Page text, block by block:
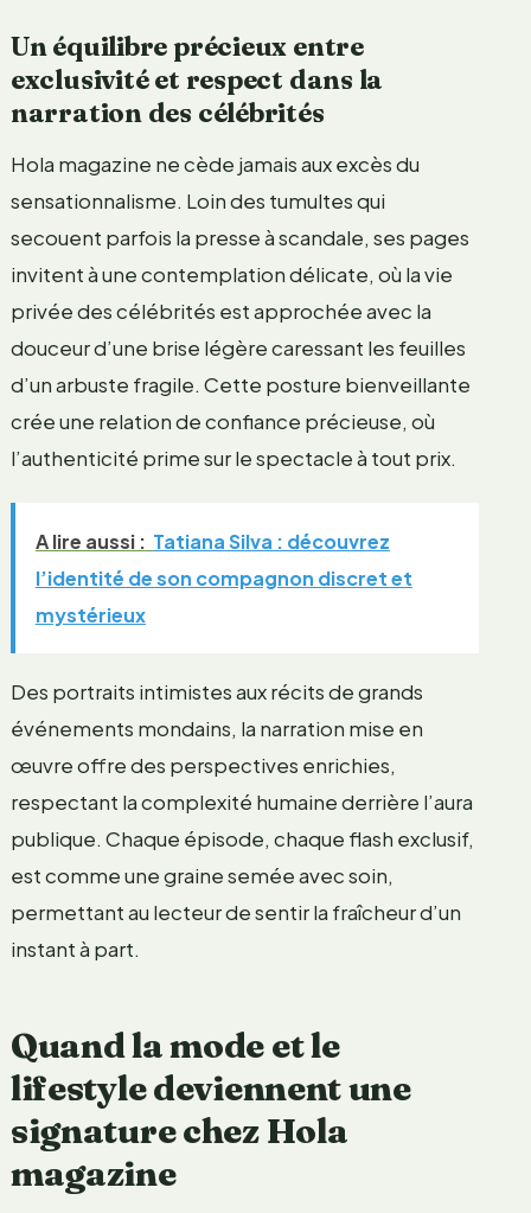
Un équilibre précieux entre
exclusivité et respect dans la
narration des célébrités
Hola magazine ne cède jamais aux excès du
sensationnalisme. Loin des tumultes qui
secouent parfois la presse à scandale, ses pages
invitent à une contemplation délicate, où la vie
privée des célébrités est approchée avec la
douceur d’une brise légère caressant les feuilles
d’un arbuste fragile. Cette posture bienveillante
crée une relation de confiance précieuse, où
l’authenticité prime sur le spectacle à tout prix.
A lire aussi : Tatiana Silva : découvrez
l’identité de son compagnon discret et
mystérieux
Des portraits intimistes aux récits de grands
événements mondains, la narration mise en
œuvre offre des perspectives enrichies,
respectant la complexité humaine derrière l’aura
publique. Chaque épisode, chaque flash exclusif,
est comme une graine semée avec soin,
permettant au lecteur de sentir la fraîcheur d’un
instant à part.
Quand la mode et le
lifestyle deviennent une
signature chez Hola
magazine